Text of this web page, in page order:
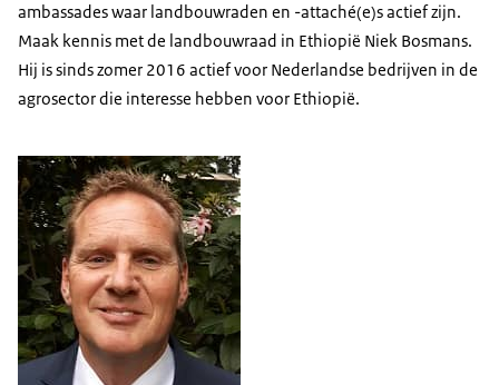
ambassades waar landbouwraden en -attaché(e)s actief zijn.
Maak kennis met de landbouwraad in Ethiopië Niek Bosmans.
Hij is sinds zomer 2016 actief voor Nederlandse bedrijven in de
agrosector die interesse hebben voor Ethiopië.